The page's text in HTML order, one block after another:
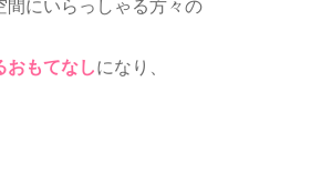
間にいらっしゃる方々の
おもてなしになり、